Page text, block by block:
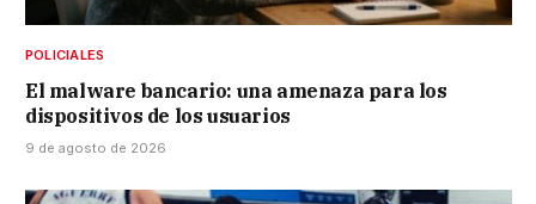
POLICIALES
El malware bancario: una amenaza para los
dispositivos de los usuarios
9 de agosto de 2026